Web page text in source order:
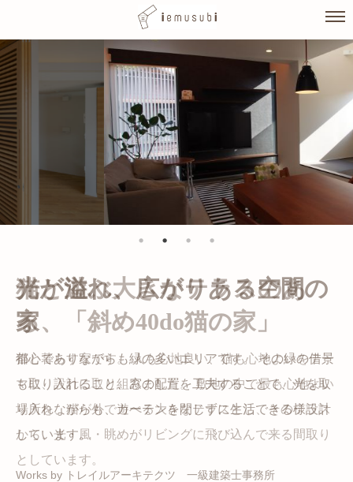
Skip
to
content
猫と暮らす家です。 人も心地良い、猫も心地よいをテー
マに、設計に取り組みました。 敷地の中で最も心地よい
場所を、猫が外で遊べる大きなテラスとし、そのテラス
から、光・風・眺めがリビングに飛び込んで来る間取り
としています。
光が溢れ、広がりある空間の
家
都心でありながらも緑の多いエリアです。 その緑の借景
も取り入れること、窓の配置を工夫することで、光を取
り入れながらも、カーテンを閉じずに生活できる様設計
しています。
Works by トレイルアーキテクツ 一級建築士事務所
自然の中の岩山を切り開いて造った、ワイルドなゲスト
ハウスをイメージした空間が広がる都市型住宅です。
かつての機織り工場が、その趣を残しつつ孫世帯の住居
へと蘇りました。